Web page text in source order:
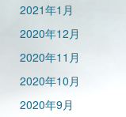
2021年1月
2020年12月
2020年11月
2020年10月
2020年9月